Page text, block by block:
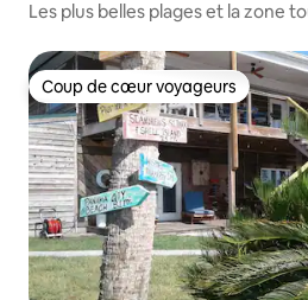
Les plus belles plages et la zone
Coup de cœur voyageurs
Coup de cœur voyageurs